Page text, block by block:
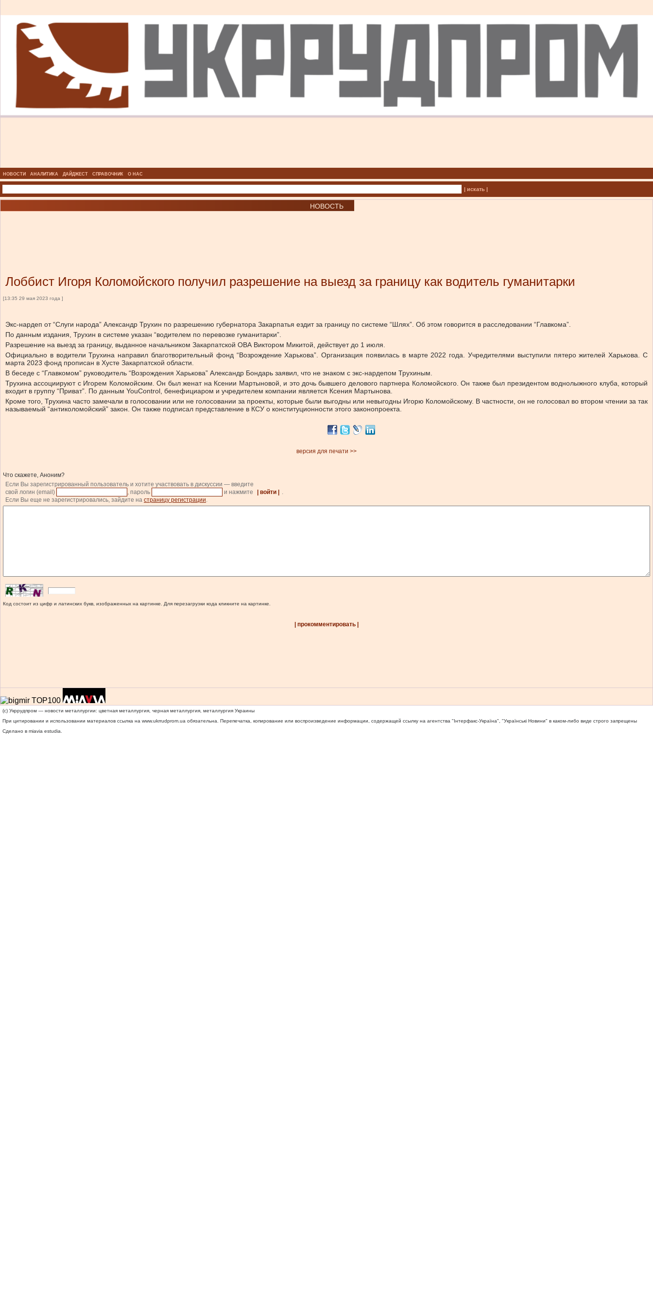
НОВОСТИ АНАЛИТИКА ДАЙДЖЕСТ СПРАВОЧНИК О НАС
| искать |
НОВОСТЬ
Лоббист Игоря Коломойского получил разрешение на выезд за границу как водитель гуманитарки
[13:35 29 мая 2023 года ]
Экс-нардеп от “Слуги народа” Александр Трухин по разрешению губернатора Закарпатья ездит за границу по системе “Шлях”. Об этом говорится в расследовании “Главкома”.
По данным издания, Трухин в системе указан “водителем по перевозке гуманитарки”.
Разрешение на выезд за границу, выданное начальником Закарпатской ОВА Виктором Микитой, действует до 1 июля.
Официально в водители Трухина направил благотворительный фонд “Возрождение Харькова”. Организация появилась в марте 2022 года. Учредителями выступили пятеро жителей Харькова. С
марта 2023 фонд прописан в Хусте Закарпатской области.
В беседе с “Главкомом” руководитель “Возрождения Харькова” Александр Бондарь заявил, что не знаком с экс-нардепом Трухиным.
Трухина ассоциируют с Игорем Коломойским. Он был женат на Ксении Мартыновой, и это дочь бывшего делового партнера Коломойского. Он также был президентом воднолыжного клуба, который
входит в группу “Приват”. По данным YouControl, бенефициаром и учредителем компании является Ксения Мартынова.
Кроме того, Трухина часто замечали в голосовании или не голосовании за проекты, которые были выгодны или невыгодны Игорю Коломойскому. В частности, он не голосовал во втором чтении за так
называемый “антиколомойский” закон. Он также подписал представление в КСУ о конституционности этого законопроекта.
версия для печати >>
Что скажете, Аноним?
Если Вы зарегистрированный пользователь и хотите участвовать в дискуссии — введите
свой логин (email)
, пароль и нажмите | войти |
.
Если Вы еще не зарегистрировались, зайдите на страницу регистрации.
Код состоит из цифр и латинских букв, изображенных на картинке. Для перезагрузки кода кликните на картинке.
| прокомментировать |
(c) Укррудпром — новости металлургии: цветная металлургия, черная металлургия, металлургия Украины
При цитировании и использовании материалов ссылка на www.ukrrudprom.ua обязательна. Перепечатка, копирование или воспроизведение информации, содержащей ссылку на агентства "Iнтерфакс-Україна", "Українськi Новини" в каком-либо виде строго запрещены
Сделано в miavia estudia.